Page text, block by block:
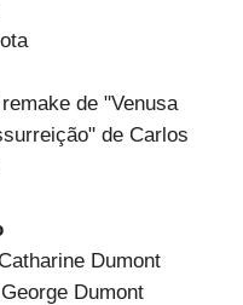
de "Venusa
de Carlos
Dumont
Dumont